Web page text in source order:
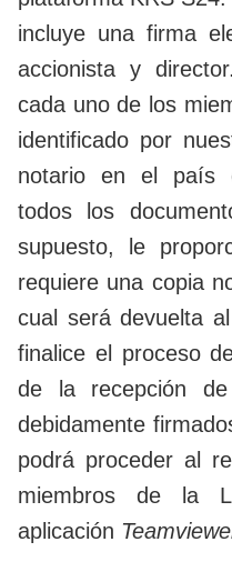
incluye una firma
accionista y
cada uno de los
identificado por
notario en el país
todos los
supuesto, le
requiere una copia
cual será devuelta
finalice el proceso
de la recepción
debidamente
podrá proceder al
miembros de la
aplicación